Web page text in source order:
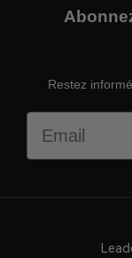
Restez